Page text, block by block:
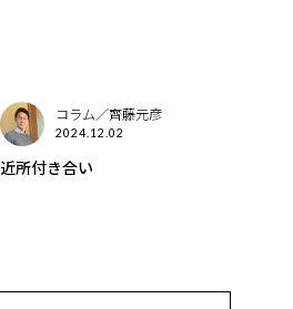
コラム／齊藤元彦
2024.12.02
近所付き合い